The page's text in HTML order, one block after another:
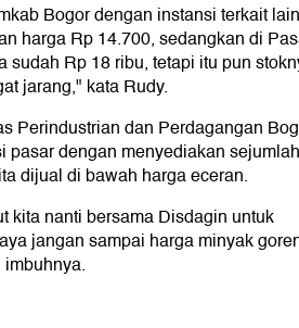
Bogor dengan instansi terkait
harga Rp 14.700, sedangkan di
sudah Rp 18 ribu, tetapi itu pun
jarang," kata Rudy.
Perindustrian dan Perdagangan
pasar dengan menyediakan
dijual di bawah harga eceran.
kita nanti bersama Disdagin untuk
jangan sampai harga minyak